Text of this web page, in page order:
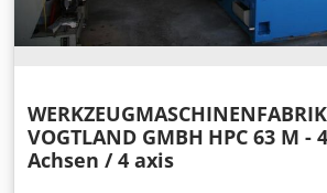
WERKZEUGMASCHINENFABRIK
VOGTLAND GMBH HPC 63 M - 4
Achsen / 4 axis